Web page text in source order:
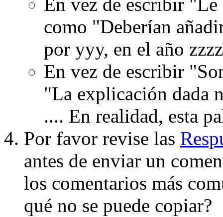
En vez de escribir
como "Deberían
por yyy, en el año
En vez de escribir
"La explicación dada
.... En realidad, esta
Por favor revise las
antes de enviar un
los comentarios más
qué no se puede copiar?